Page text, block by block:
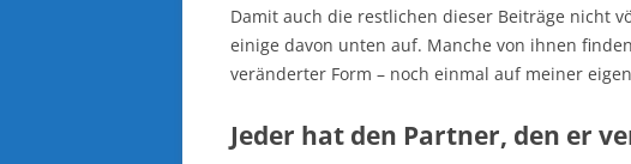
Damit auch die restlichen dieser Beiträge nicht
einige davon unten auf. Manche von ihnen
veränderter Form – noch einmal auf meiner
Jeder hat den Partner, den er